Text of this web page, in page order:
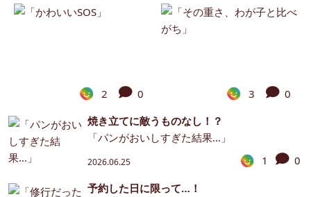
2 0 3
0
焼き立てに敵うものなし！？
「パンがおいしすぎた結果…」
2026.06.25 1
0
予約した日に限って…！